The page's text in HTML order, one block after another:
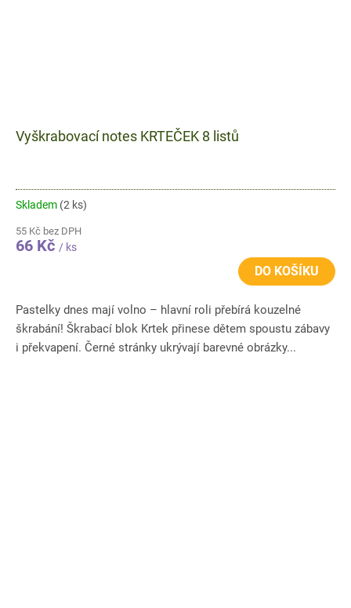
Vyškrabovací notes KRTEČEK 8 listů
Skladem (2 ks)
55 Kč bez DPH
66 Kč / ks
DO KOŠÍKU
Pastelky dnes mají volno – hlavní roli přebírá kouzelné
škrabání! Škrabací blok Krtek přinese dětem spoustu zábavy
i překvapení. Černé stránky ukrývají barevné obrázky...